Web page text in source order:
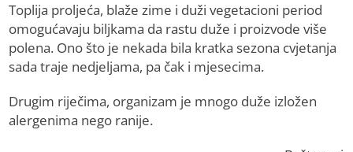
Toplija proljeća, blaže zime i duži vegetacioni period
omogućavaju biljkama da rastu duže i proizvode više
polena. Ono što je nekada bila kratka sezona cvjetanja
sada traje nedjeljama, pa čak i mjesecima.
Drugim riječima, organizam je mnogo duže izložen
alergenima nego ranije.